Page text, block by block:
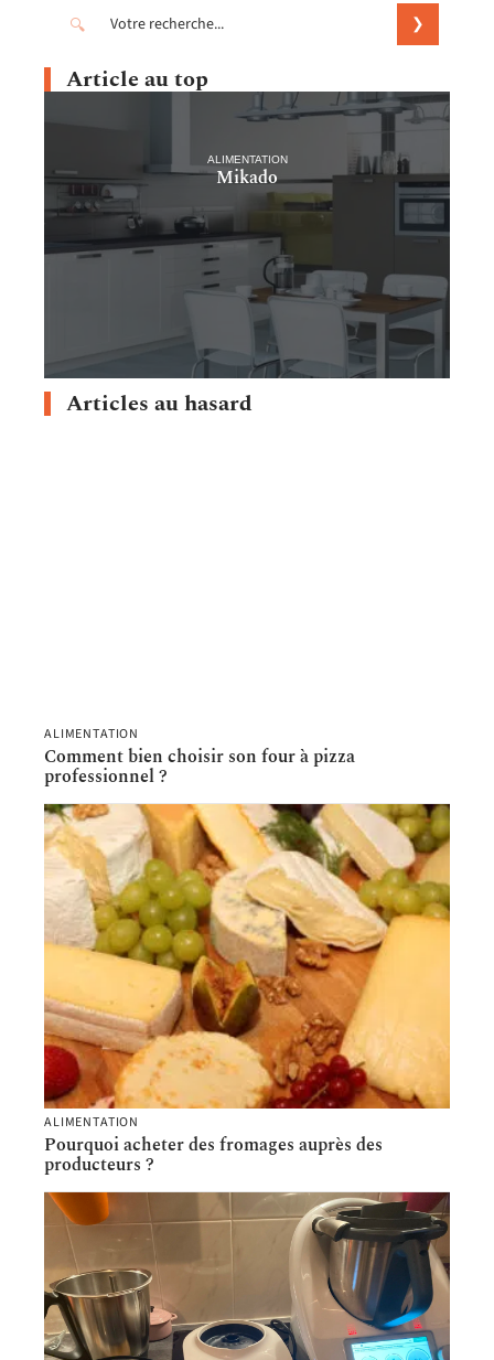
Article au top
ALIMENTATION
Mikado
Articles au hasard
ALIMENTATION
Comment bien choisir son four à pizza
professionnel ?
ALIMENTATION
Pourquoi acheter des fromages auprès des
producteurs ?